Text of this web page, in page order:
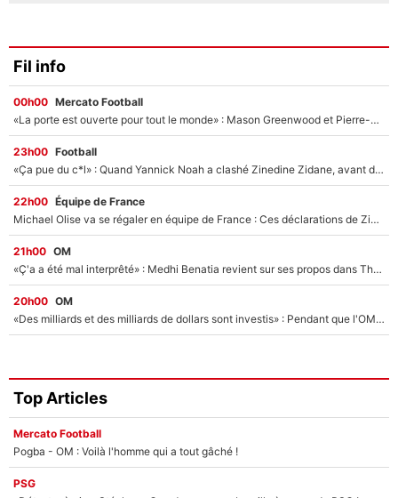
Fil info
00h00 Mercato Football
«La porte est ouverte pour tout le monde» : Mason Greenwood et Pierre-Emerick Aubameyang ont quitté l'OM, Amine Gouiri balance sur la suite du mercato et sur la réaction du vestiaire !
23h00 Football
«Ça pue du c*l» : Quand Yannick Noah a clashé Zinedine Zidane, avant de se faire recadrer par le nouveau sélectionneur de l'équipe de France !
22h00 Équipe de France
Michael Olise va se régaler en équipe de France : Ces déclarations de Zinedine Zidane qui prouvent qu'il va tout miser sur la star du Bayern Munich !
21h00 OM
«Ç'a a été mal interprêté» : Medhi Benatia revient sur ses propos dans The Bridge et précise ses conditions pour rejoindre le PSG !
20h00 OM
«Des milliards et des milliards de dollars sont investis» : Pendant que l'OM est en pleine crise financière, Frank McCourt lance un nouveau projet à 260M€ !
Top Articles
Mercato Football
Pogba - OM : Voilà l'homme qui a tout gâché !
PSG